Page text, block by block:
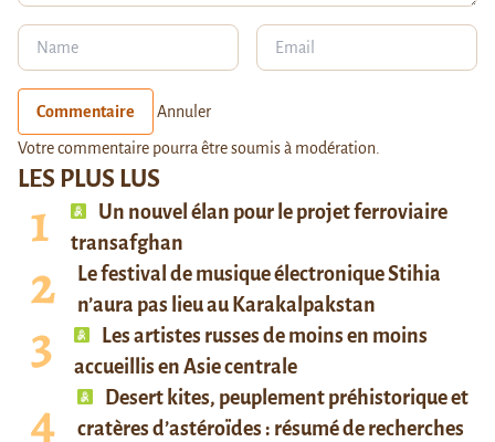
LES PLUS LUS
Un nouvel élan pour le projet ferroviaire
transafghan
Le festival de musique électronique Stihia
n’aura pas lieu au Karakalpakstan
Les artistes russes de moins en moins
accueillis en Asie centrale
Desert kites, peuplement préhistorique et
cratères d’astéroïdes : résumé de recherches
Commentaire Annuler
Votre commentaire pourra être soumis à modération.